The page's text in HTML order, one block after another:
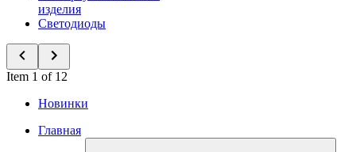
изделия
Светодиоды
Item 1 of 12
Новинки
Главная